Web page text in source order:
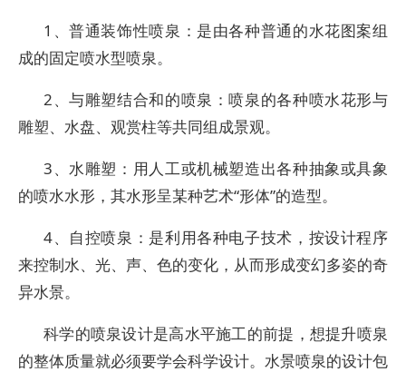
1、普通装饰性喷泉：是由各种普通的水花图案组
成的固定喷水型喷泉。
2、与雕塑结合和的喷泉：喷泉的各种喷水花形与
雕塑、水盘、观赏柱等共同组成景观。
3、水雕塑：用人工或机械塑造出各种抽象或具象
的喷水水形，其水形呈某种艺术“形体”的造型。
4、自控喷泉：是利用各种电子技术，按设计程序
来控制水、光、声、色的变化，从而形成变幻多姿的奇
异水景。
科学的喷泉设计是高水平施工的前提，想提升喷泉
的整体质量就必须要学会科学设计。水景喷泉的设计包